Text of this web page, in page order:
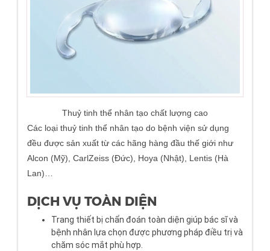
Thuỷ tinh thể nhân tạo chất lượng cao
Các loại thuỷ tinh thể nhân tạo do bệnh viện sử dụng
đều được sản xuất từ các hãng hàng đầu thế giới như
Alcon (Mỹ), CarlZeiss (Đức), Hoya (Nhật), Lentis (Hà
Lan)…
DỊCH VỤ TOÀN DIỆN
Trang thiết bị chẩn đoán toàn diện giúp bác sĩ và
bệnh nhân lựa chọn được phương pháp điều trị và
chăm sóc mắt phù hợp.